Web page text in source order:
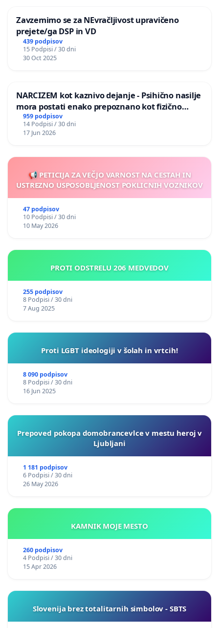
Zavzemimo se za NEvračljivost upravičeno
prejete/ga DSP in VD
439 podpisov
15 Podpisi / 30 dni
30 Oct 2025
NARCIZEM kot kaznivo dejanje - Psihično nasilje
mora postati enako prepoznano kot fizično
nasilje
959 podpisov
14 Podpisi / 30 dni
17 Jun 2026
📢 PETICIJA ZA VEČJO VARNOST NA CESTAH IN
USTREZNO USPOSOBLJENOST POKLICNIH VOZNIKOV
47 podpisov
10 Podpisi / 30 dni
10 May 2026
PROTI ODSTRELU 206 MEDVEDOV
255 podpisov
8 Podpisi / 30 dni
7 Aug 2025
Proti LGBT ideologiji v šolah in vrtcih!
8 090 podpisov
8 Podpisi / 30 dni
16 Jun 2025
Prepoved pokopa domobrancevlce v mestu heroj v
Ljubljani
1 181 podpisov
6 Podpisi / 30 dni
26 May 2026
KAMNIK MOJE MESTO
260 podpisov
4 Podpisi / 30 dni
15 Apr 2026
Slovenija brez totalitarnih simbolov - SBTS